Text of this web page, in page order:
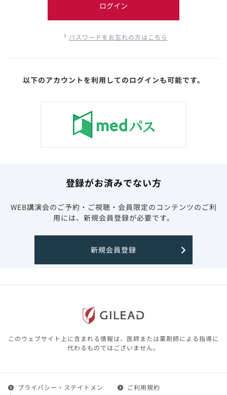
ログイン
パスワードをお忘れの方はこちら
以下のアカウントを利用してのログインも可能です。
登録がお済みでない方
WEB講演会のご予約・ご視聴・会員限定のコンテンツのご利
用には、新規会員登録が必要です。
新規会員登録
このウェブサイト上に含まれる情報は、医師または薬剤師による指導に
代わるものではございません。
プライバシー・ステイトメン
ご利用規約